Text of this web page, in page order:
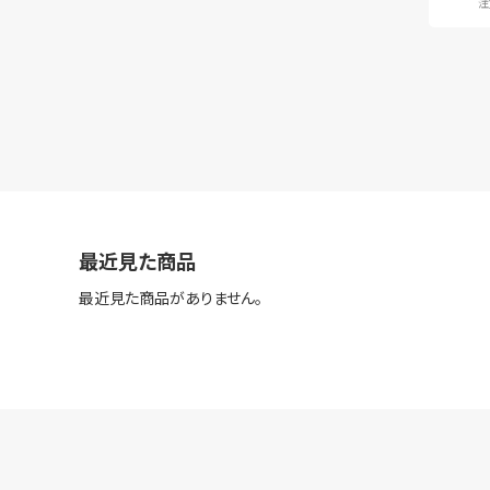
最近見た商品
最近見た商品がありません。